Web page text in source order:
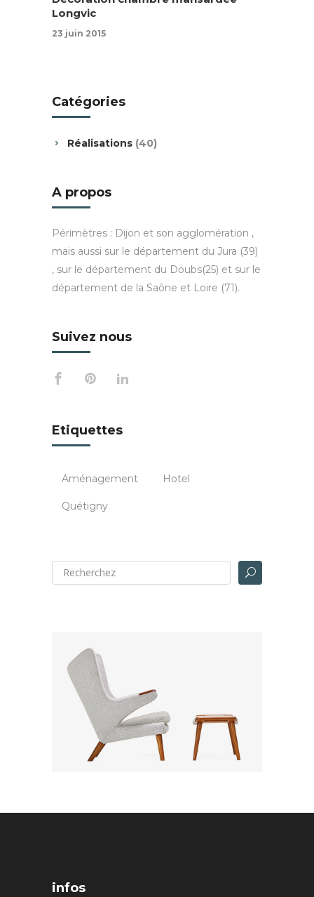
Longvic
23 juin 2015
Catégories
Réalisations (40)
A propos
Périmètres : Dijon et son agglomération ,
mais aussi sur le département du Jura (39)
, sur le département du Doubs(25) et sur le
département de la Saône et Loire (71).
Suivez nous
Etiquettes
Aménagement Hotel
Quétigny
infos